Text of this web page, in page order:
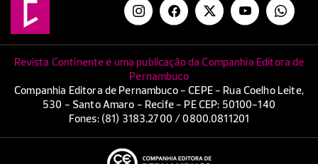
Revista Continente é uma publicação da Companhia Editora de
Pernambuco
Companhia Editora de Pernambuco - CEPE - Rua Coelho Leite,
530 - Santo Amaro - Recife - PE CEP: 50100-140
Fones: (81) 3183.2700 / 0800.0811201